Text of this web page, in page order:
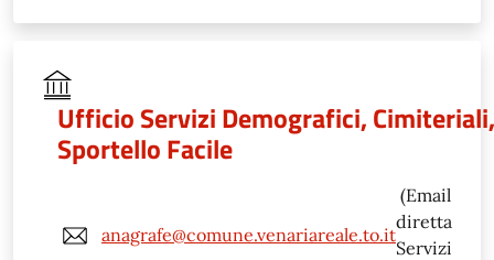
Ufficio Servizi Demografici, Cimiteriali,
Sportello Facile
anagrafe@comune.venariareale.to.it
(Email
diretta
Servizi